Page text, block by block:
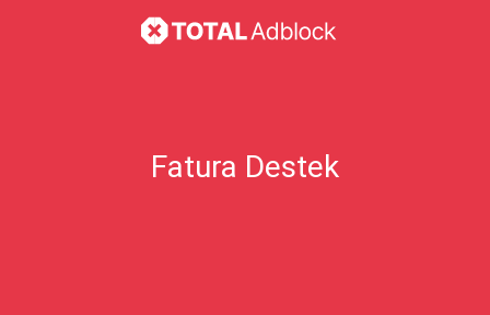
Fatura Destek